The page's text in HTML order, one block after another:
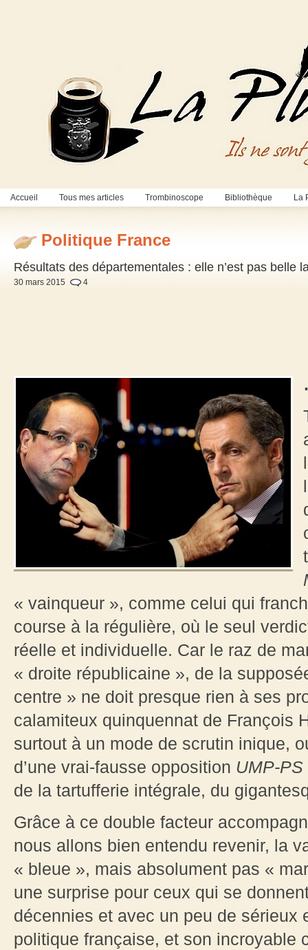
Accueil Tous mes articles Trombinoscope Bibliothèque La
Politique France
Résultats des départementales : elle n’est pas belle
30 mars 2015 4
« vainqueur », comme celui qui
course à la régulière, où le seul
réelle et individuelle. Car le raz de
« droite républicaine », de la
centre » ne doit presque rien à ses
calamiteux quinquennat de François
surtout à un mode de scrutin inique,
d’une vrai-fausse opposition UMP-PS
de la tartufferie intégrale, du
Grâce à ce double facteur
nous allons bien entendu revenir, la
« bleue », mais absolument pas «
une surprise pour ceux qui se
décennies et avec un peu de sérieux
politique française, et son incroyable